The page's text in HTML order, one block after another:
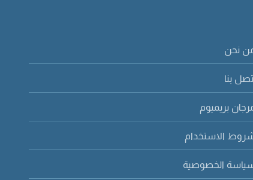
نحن
بنا
بريميوم
الاستخدام
الخصوصية